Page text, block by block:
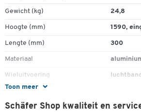
Meer details:
Afmetingen (B × D × H): 545 × 308 ×
Afmetingen ingeklapt (B × D × H): 545
Klimsnelheid (langzaam): 17 treden/
Klimsnelheid (snel): 34 treden/min
Batterijcapaciteit: 1.200 – 1.700 treden
Toon meer
Gewicht (kg) 24,8
Hoogte (mm) 1590,
Lengte (mm) 300
Materiaal
Wieluitvoering
Schäfer Shop kwaliteit en